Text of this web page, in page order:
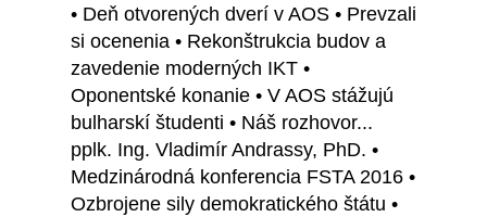
• Deň otvorených dverí v AOS • Prevzali
si ocenenia • Rekonštrukcia budov a
zavedenie moderných IKT •
Oponentské konanie • V AOS stážujú
bulharskí študenti • Náš rozhovor...
pplk. Ing. Vladimír Andrassy, PhD. •
Medzinárodná konferencia FSTA 2016 •
Ozbrojene sily demokratického štátu •